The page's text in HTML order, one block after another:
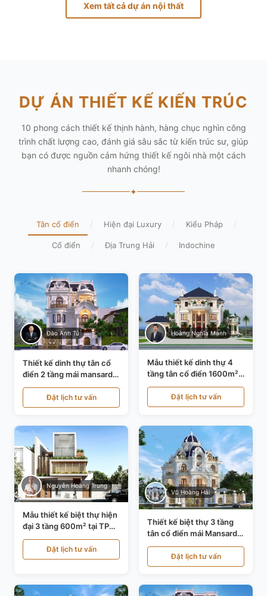
Xem tất cả dự án nội thất
DỰ ÁN THIẾT KẾ KIẾN TRÚC
10 phong cách thiết kế thịnh hành, hàng chục nghìn công
trình chất lượng cao, đánh giá sâu sắc từ kiến trúc sư, giúp
bạn có được nguồn cảm hứng thiết kế ngôi nhà một cách
nhanh chóng!
✦
Tân cổ điển / Hiện đại Luxury / Kiểu Pháp /
Cổ điển / Địa Trung Hải / Indochine
Đào Anh Tú
Thiết kế dinh thự tân cổ
điển 2 tầng mái mansard
tại Bắc Ninh KT20084
Đặt lịch tư vấn
Hoàng Nghĩa Mạnh
Mẫu thiết kế dinh thự 4
tầng tân cổ điển 1600m²
tại Thanh Hóa KT20071
Đặt lịch tư vấn
Nguyễn Hoàng Trung
Mẫu thiết kế biệt thự hiện
đại 3 tầng 600m² tại TP
Hồ Chí Minh KT24602
Đặt lịch tư vấn
Vũ Hoàng Hải
Thiết kế biệt thự 3 tầng
tân cổ điển mái Mansard
tại Thanh Hóa KT23104
Đặt lịch tư vấn